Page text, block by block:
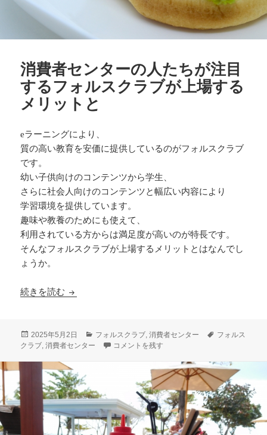
消費者センターの人たちが注目
するフォルスクラブが上場する
メリットと
eラーニングにより、
質の高い教育を安価に提供しているのがフォルスクラブ
です。
幼い子供向けのコンテンツから学生、
さらに社会人向けのコンテンツと幅広い内容により
学習環境を提供しています。
趣味や教養のためにも使えて、
利用されている方からは満足度が高いのが特長です。
そんなフォルスクラブが上場するメリットとはなんでし
ょうか。
続きを読む 消費者センターの人たちが注目するフォルスク
投
稿
2025年5月2日
カ
フォルスクラブ,消費者センター
タ
フォルス
クラブ,消費者センター 消費者センターの人たちが注目するフォルスク
コメントを残す